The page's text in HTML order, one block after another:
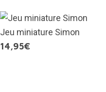
Jeu miniature Simon
14,95€